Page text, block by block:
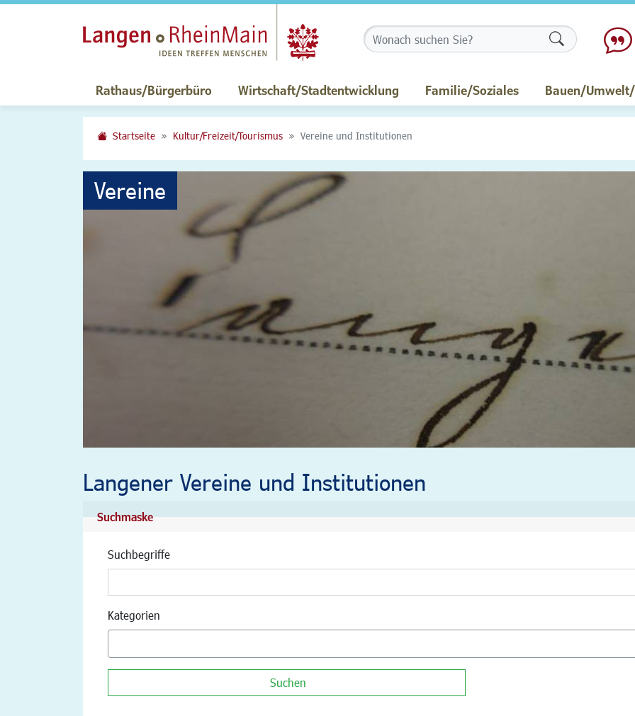
Rathaus/Bürgerbüro Wirtschaft/Stadtentwicklung Familie/Soziales Bauen/
Startseite Kultur/Freizeit/Tourismus Vereine und Institutionen
Vereine
Langener Vereine und Institutionen
Suchmaske
Suchbegriffe
Kategorien
Suchen